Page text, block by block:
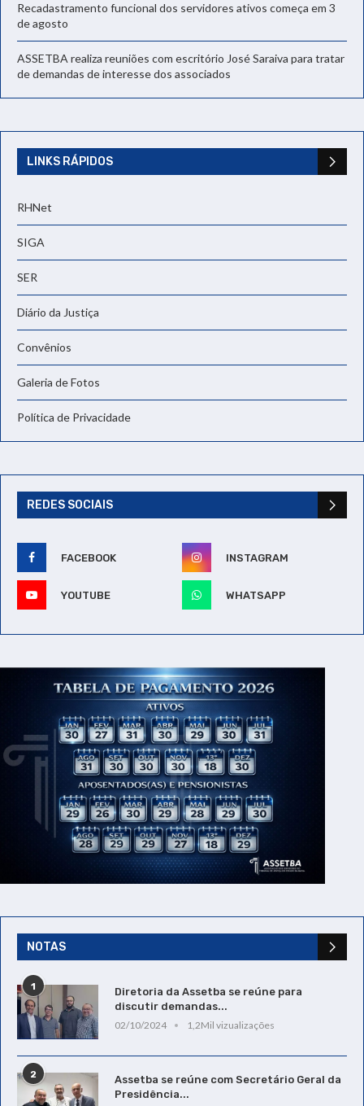
Recadastramento funcional dos servidores ativos começa em 3
de agosto
ASSETBA realiza reuniões com escritório José Saraiva para tratar
de demandas de interesse dos associados
LINKS RÁPIDOS
RHNet
SIGA
SER
Diário da Justiça
Convênios
Galeria de Fotos
Política de Privacidade
REDES SOCIAIS
FACEBOOK INSTAGRAM
YOUTUBE WHATSAPP
NOTAS
1
Diretoria da Assetba se reúne para
discutir demandas...
02/10/2024
1,2Mil vizualizações
2
Assetba se reúne com Secretário Geral da
Presidência...